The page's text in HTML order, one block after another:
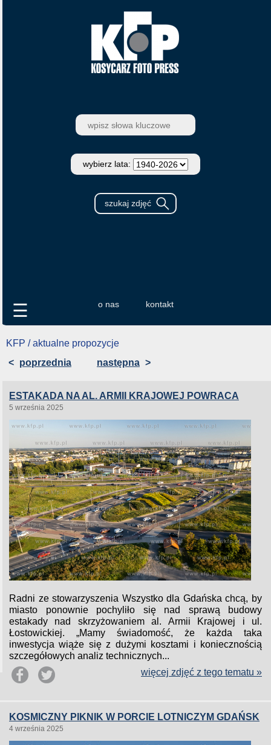
wybierz lata:
o nas kontakt
☰
KFP / aktualne propozycje
< poprzednia następna >
ESTAKADA NA AL. ARMII KRAJOWEJ POWRACA
5 września 2025
Radni ze stowarzyszenia Wszystko dla Gdańska chcą, by
miasto ponownie pochyliło się nad sprawą budowy
estakady nad skrzyżowaniem al. Armii Krajowej i ul.
Łostowickiej. „Mamy świadomość, że każda taka
inwestycja wiąże się z dużymi kosztami i koniecznością
szczegółowych analiz technicznych...
więcej zdjęć z tego tematu »
KOSMICZNY PIKNIK W PORCIE LOTNICZYM GDAŃSK
4 września 2025